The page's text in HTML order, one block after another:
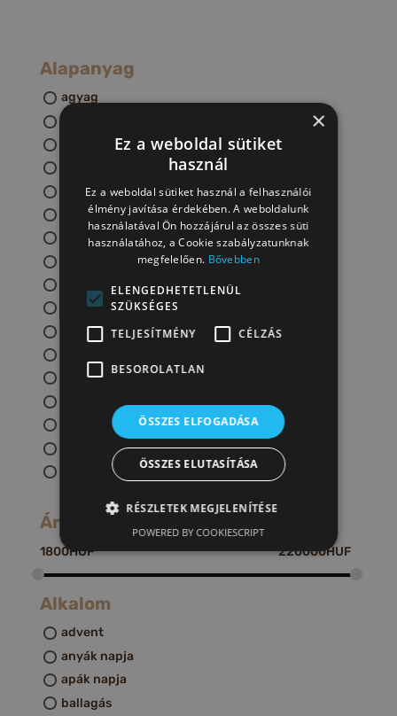
Alapanyag
agyag
gyapjú
gyékény
gyöngy
hernyóselyem
papír
porcelán
textil
üveggyöngy
kékfestő alapanyag
Ár
1800HUF 220000HUF
Alkalom
advent
anyák napja
apák napja
ballagás
×
Ez a weboldal sütiket
használ
Ez a weboldal sütiket használ a felhasználói
élmény javítása érdekében. A weboldalunk
használatával Ön hozzájárul az összes süti
használatához, a Cookie szabályzatunknak
megfelelően. Bővebben
ELENGEDHETETLENÜL
SZÜKSÉGES
TELJESÍTMÉNY
CÉLZÁS
BESOROLATLAN
ÖSSZES ELFOGADÁSA
ÖSSZES ELUTASÍTÁSA
RÉSZLETEK MEGJELENÍTÉSE
POWERED BY COOKIESCRIPT